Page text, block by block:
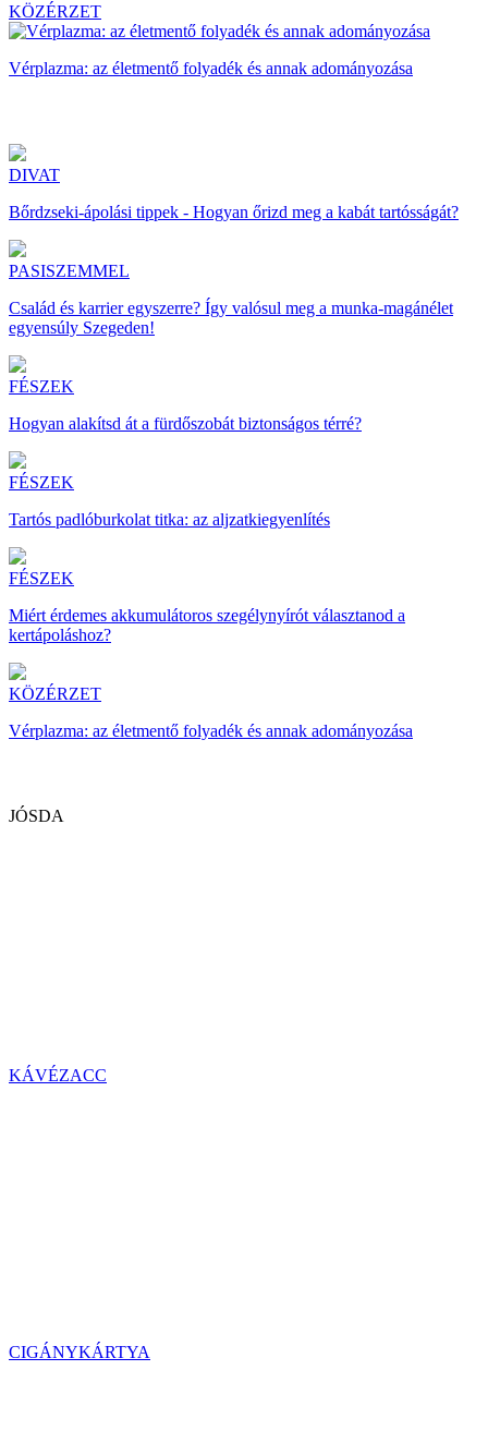
KÖZÉRZET
Vérplazma: az életmentő folyadék és annak adományozása
DIVAT
Bőrdzseki-ápolási tippek - Hogyan őrizd meg a kabát tartósságát?
PASISZEMMEL
Család és karrier egyszerre? Így valósul meg a munka-magánélet
egyensúly Szegeden!
FÉSZEK
Hogyan alakítsd át a fürdőszobát biztonságos térré?
FÉSZEK
Tartós padlóburkolat titka: az aljzatkiegyenlítés
FÉSZEK
Miért érdemes akkumulátoros szegélynyírót választanod a
kertápoláshoz?
KÖZÉRZET
Vérplazma: az életmentő folyadék és annak adományozása
JÓSDA
KÁVÉZACC
CIGÁNYKÁRTYA